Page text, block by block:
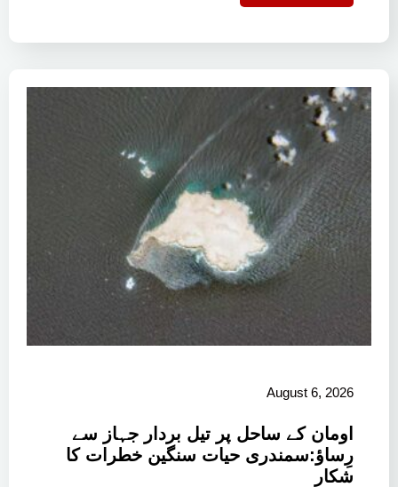
August 6, 2026
اومان کے ساحل پر تیل بردار جہاز سے
رِساؤ:سمندری حیات سنگین خطرات کا
شکار